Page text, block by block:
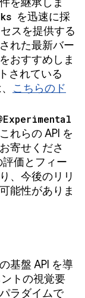
を迅速に採
スを提供する
れた最新バー
おすすめしま
されている
こちらのド
れらの API を
寄せくださ
評価とフィー
、今後のリリ
能性がありま
基盤 API を導
トの視覚要
ラダイムで